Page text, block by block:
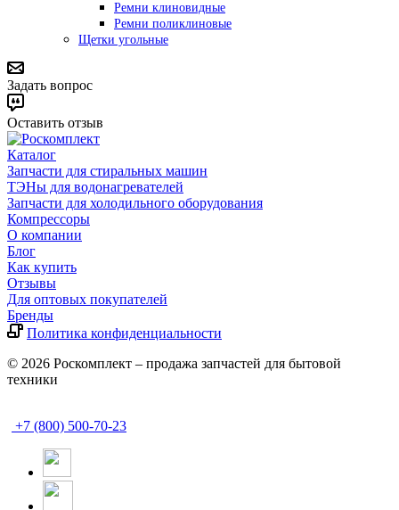
Ремни клиновидные
Ремни поликлиновые
Щетки угольные
Задать вопрос
Оставить отзыв
Каталог
Запчасти для стиральных машин
ТЭНы для водонагревателей
Запчасти для холодильного оборудования
Компрессоры
О компании
Блог
Как купить
Отзывы
Для оптовых покупателей
Бренды
Политика конфиденциальности
© 2026 Роскомплект – продажа запчастей для бытовой
техники
+7 (800) 500-70-23